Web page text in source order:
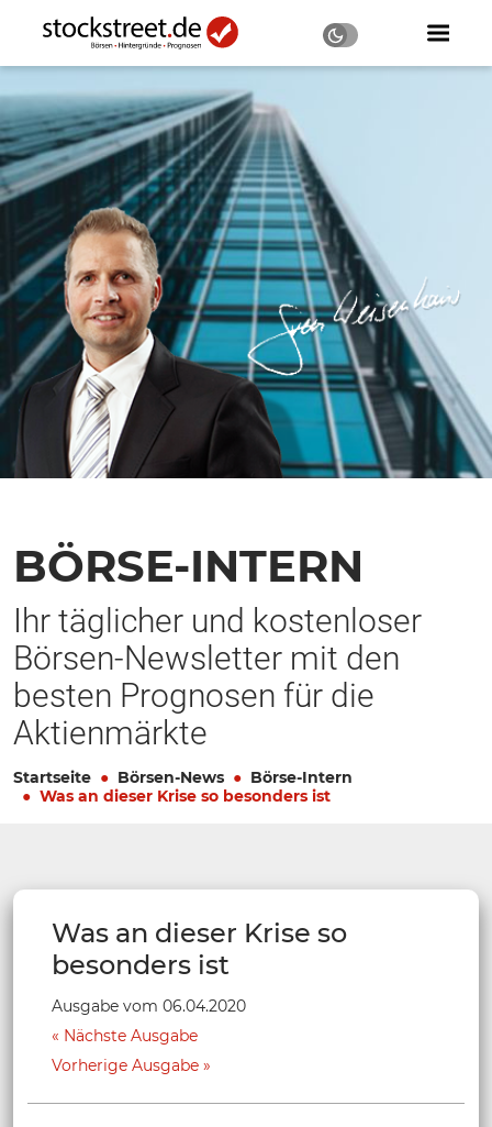
BÖRSE-INTERN
Ihr täglicher und kostenloser
Börsen-Newsletter mit den
besten Prognosen für die
Aktienmärkte
Startseite Börsen-News
Börse-Intern
Was an dieser Krise so besonders ist
Was an dieser Krise so
besonders ist
Ausgabe vom 06.04.2020
Nächste Ausgabe
Vorherige Ausgabe